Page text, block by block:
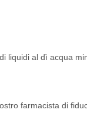
al dì acqua
farmacista di